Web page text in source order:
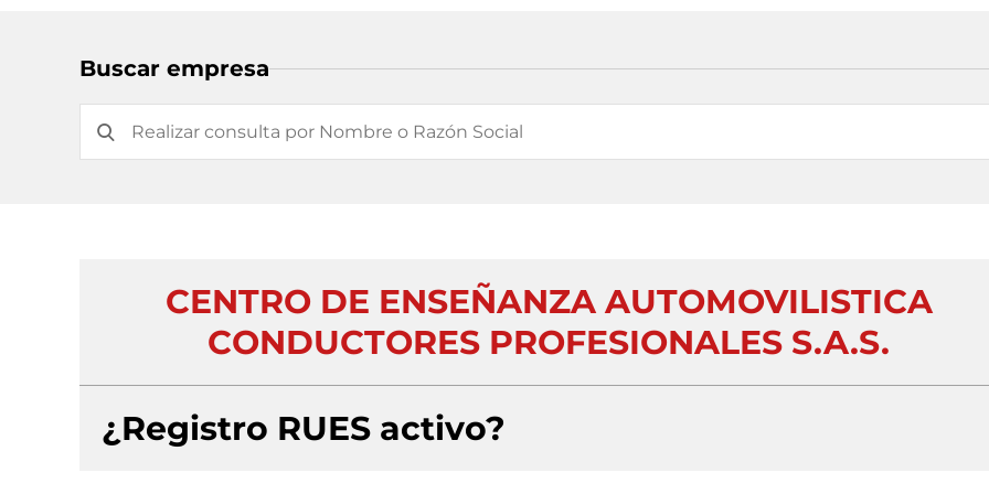
Buscar empresa
CENTRO DE ENSEÑANZA AUTOMOVILISTICA
CONDUCTORES PROFESIONALES S.A.S.
¿Registro RUES activo?